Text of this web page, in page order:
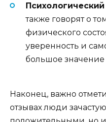
Психологический
также говорят о
физического
уверенность и
большое
Наконец, важно
отзывах люди